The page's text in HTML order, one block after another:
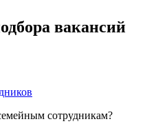
вакансий
сотрудникам?